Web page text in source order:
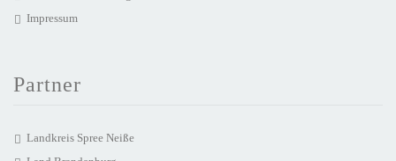
Impressum
Partner
Landkreis Spree Neiße